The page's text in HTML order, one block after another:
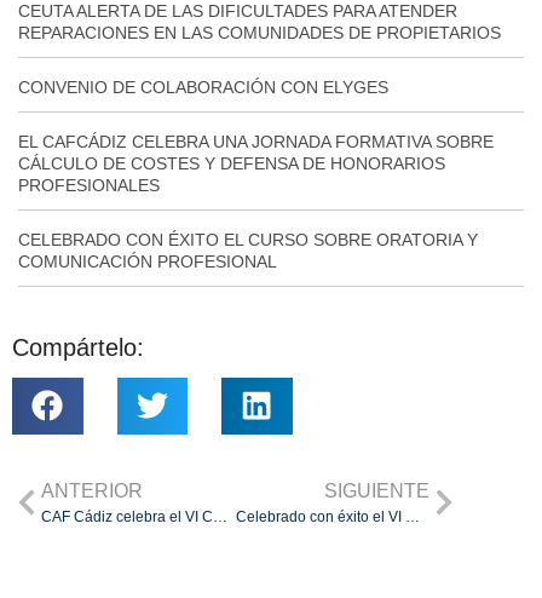
CEUTA ALERTA DE LAS DIFICULTADES PARA ATENDER
REPARACIONES EN LAS COMUNIDADES DE PROPIETARIOS
CONVENIO DE COLABORACIÓN CON ELYGES
EL CAFCÁDIZ CELEBRA UNA JORNADA FORMATIVA SOBRE
CÁLCULO DE COSTES Y DEFENSA DE HONORARIOS
PROFESIONALES
CELEBRADO CON ÉXITO EL CURSO SOBRE ORATORIA Y
COMUNICACIÓN PROFESIONAL
Compártelo:
ANTERIOR SIGUIENTE